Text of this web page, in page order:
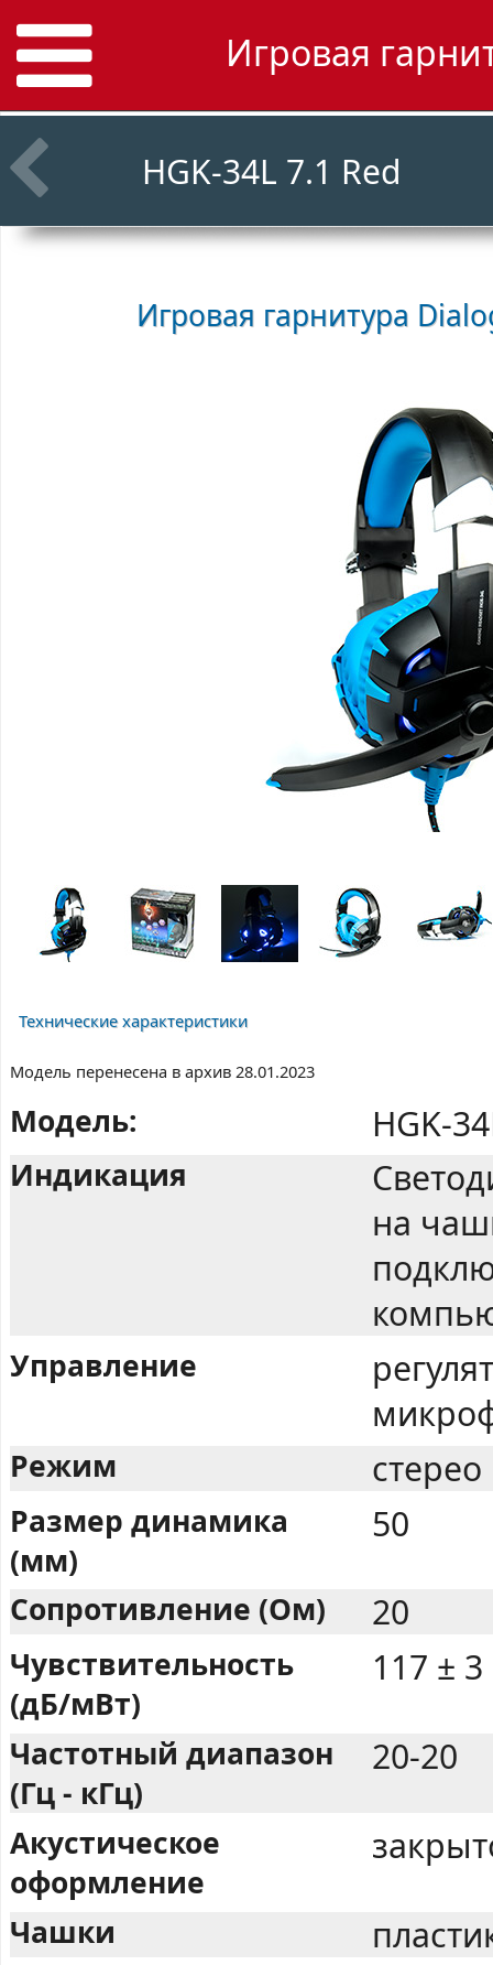
Игровая
HGK-34L 7.1 Red
Игровая гарнитура
Технические характеристики
Модель перенесена в архив 28.01.2023
Модель: HGK-
Индикация
на
Управление
Режим стерео
Размер динамика
(мм)
50
Сопротивление (Ом) 20
Чувствительность
(дБ/мВт)
117 ±
Частотный диапазон
(Гц - кГц)
20-20
Акустическое
оформление
Чашки